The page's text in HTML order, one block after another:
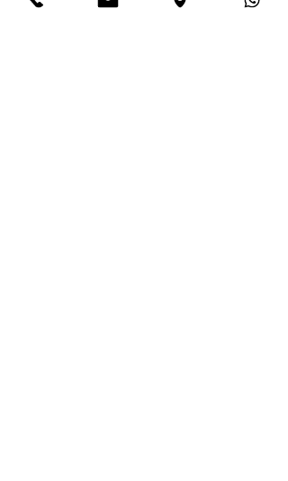
אחר בטרם יפונו".